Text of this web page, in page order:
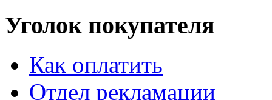
Уголок покупателя
Как оплатить
Отдел рекламации